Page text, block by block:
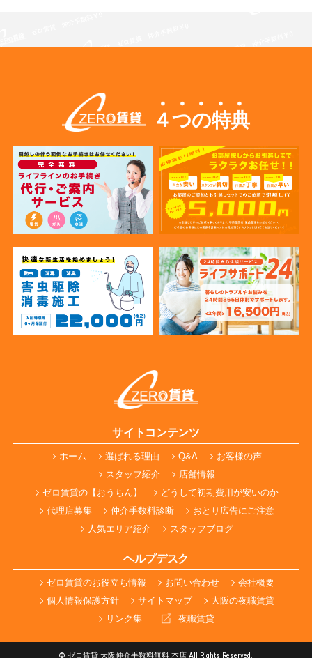
４つの特典
サイトコンテンツ
ホーム 選ばれる理由 Q&A
お客様の声
スタッフ紹介
店舗情報
ゼロ賃貸の【おうちん】
どうして初期費用が安いのか
代理店募集
仲介手数料診断
おとり広告にご注意
人気エリア紹介
スタッフブログ
ヘルプデスク
ゼロ賃貸のお役立ち情報 お問い合わせ
会社概要
個人情報保護方針
サイトマップ
大阪の夜職賃貸
リンク集
夜職賃貸
© ゼロ賃貸 大阪仲介手数料無料 本店 All Rights Reserved.